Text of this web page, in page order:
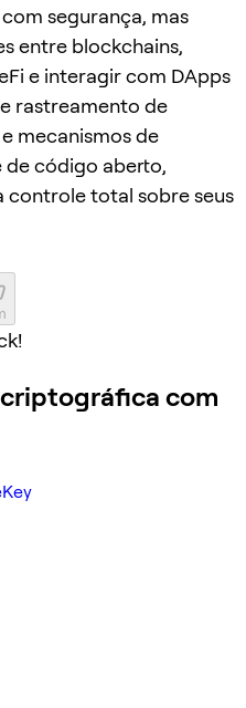
segurança, mas
entre blockchains,
e interagir com DApps
rastreamento de
mecanismos de
de código aberto,
controle total sobre seus
com